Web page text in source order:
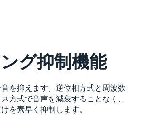
グ抑制機能
を抑えます。逆位相方式と周波数
方式で音声を減衰することなく、
を素早く抑制します。